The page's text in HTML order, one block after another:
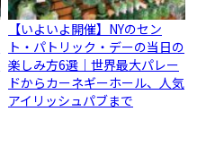
【いよいよ開催】NYのセン
ト・パトリック・デーの当日の
楽しみ方6選｜世界最大パレー
ドからカーネギーホール、人気
アイリッシュパブまで